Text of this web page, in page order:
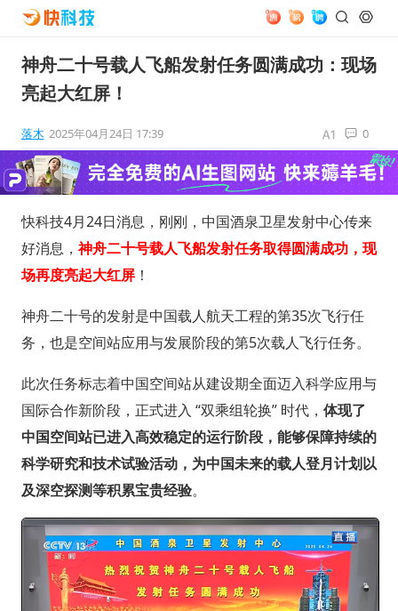
神舟二十号载人飞船发射任务圆满成功：现场
亮起大红屏！
落木 2025年04月24日 17:39 0
快科技4月24日消息，刚刚，中国酒泉卫星发射中心传来
好消息，神舟二十号载人飞船发射任务取得圆满成功，现
场再度亮起大红屏！
神舟二十号的发射是中国载人航天工程的第35次飞行任
务，也是空间站应用与发展阶段的第5次载人飞行任务。
此次任务标志着中国空间站从建设期全面迈入科学应用与
国际合作新阶段，正式进入 “双乘组轮换” 时代， 体现了
中国空间站已进入高效稳定的运行阶段，能够保障持续的
科学研究和技术试验活动，为中国未来的载人登月计划以
及深空探测等积累宝贵经验。